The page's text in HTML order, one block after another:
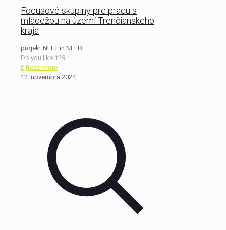
Focusové skupiny pre prácu s
mládežou na území Trenčianskeho
kraja
projekt NEET in NEED
Do you like it?9
0 Read more
12. novembra 2024